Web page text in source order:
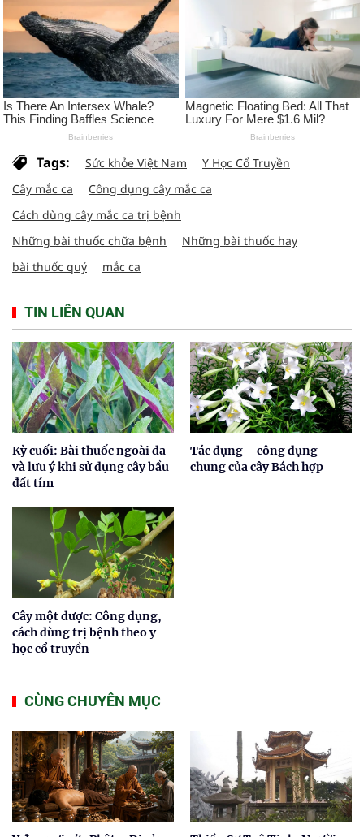
Tags: Sức khỏe Việt Nam
Y Học Cổ Truyền
Cây mắc ca
Công dụng cây mắc ca
Cách dùng cây mắc ca trị bệnh
Những bài thuốc chữa bệnh
Những bài thuốc hay
bài thuốc quý
mắc ca
TIN LIÊN QUAN
Kỳ cuối: Bài thuốc ngoài da
và lưu ý khi sử dụng cây bầu
đất tím
Tác dụng – công dụng
chung của cây Bách hợp
Cây một dược: Công dụng,
cách dùng trị bệnh theo y
học cổ truyền
CÙNG CHUYÊN MỤC